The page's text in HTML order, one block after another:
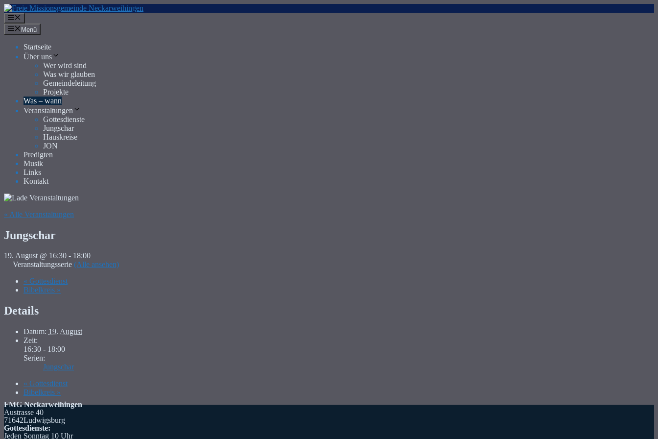
Zum
Inhalt
springen
Menü
Startseite
Über uns
Wer wird sind
Was wir glauben
Gemeindeleitung
Projekte
Was – wann
Veranstaltungen
Gottesdienste
Jungschar
Hauskreise
JON
Predigten
Musik
Links
Kontakt
« Alle Veranstaltungen
Jungschar
19. August @ 16:30 - 18:00
Veranstaltungsserie (Alle ansehen)
« Gottesdienst
Bibelkreis »
Details
Datum: 19. August
Zeit:
16:30 - 18:00
Serien:
Jungschar
« Gottesdienst
Bibelkreis »
FMG Neckarweihingen
Austrasse 40
71642Ludwigsburg
Gottesdienste:
Jeden Sonntag 10 Uhr